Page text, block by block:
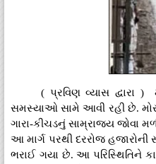
( પ્રવિણ વ્યાસ દ્વારા )
સમસ્યાઓ સામે આવી રહી છે.
ગારા-કીચડનું સામ્રાજ્ય જોવા
આ માર્ગ પરથી દરરોજ હજારોની
ભરાઈ ગયા છે. આ પરિસ્થિતિને